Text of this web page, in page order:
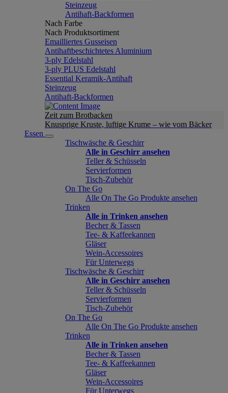
Steinzeug
Antihaft-Backformen
Nach Farbe
Nach Produktsortiment
Emailliertes Gusseisen
Antihaftbeschichtetes Aluminium
3-ply Edelstahl
3-ply PLUS Edelstahl
Essential Keramik-Antihaft
Steinzeug
Antihaft-Backformen
Zeit zum Brotbacken
Knusprige Kruste, luftige Krume – wie vom Bäcker
Essen
Tischwäsche & Geschirr
Alle in Geschirr ansehen
Teller & Schüsseln
Servierformen
Tisch-Zubehör
On The Go
Alle On The Go Produkte ansehen
Trinken
Alle in Trinken ansehen
Becher & Tassen
Tee- & Kaffeekannen
Gläser
Wein-Accessoires
Für Unterwegs
Tischwäsche & Geschirr
Alle in Geschirr ansehen
Teller & Schüsseln
Servierformen
Tisch-Zubehör
On The Go
Alle On The Go Produkte ansehen
Trinken
Alle in Trinken ansehen
Becher & Tassen
Tee- & Kaffeekannen
Gläser
Wein-Accessoires
Für Unterwegs